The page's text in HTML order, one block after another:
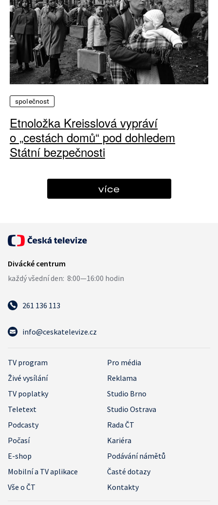
společnost
Etnoložka Kreisslová vypráví
o „cestách domů“ pod dohledem
Státní bezpečnosti
více
261 136 113
info@ceskatelevize.cz
TV program
Pro média
Živé vysílání
Reklama
TV poplatky
Studio Brno
Teletext
Studio Ostrava
Podcasty
Rada ČT
Počasí
Kariéra
E-shop
Podávání námětů
Mobilní a TV aplikace
Časté dotazy
Vše o ČT
Kontakty